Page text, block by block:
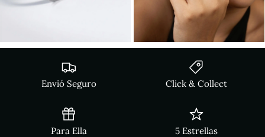
Envió Seguro Click & Collect
Para Ella 5 Estrellas